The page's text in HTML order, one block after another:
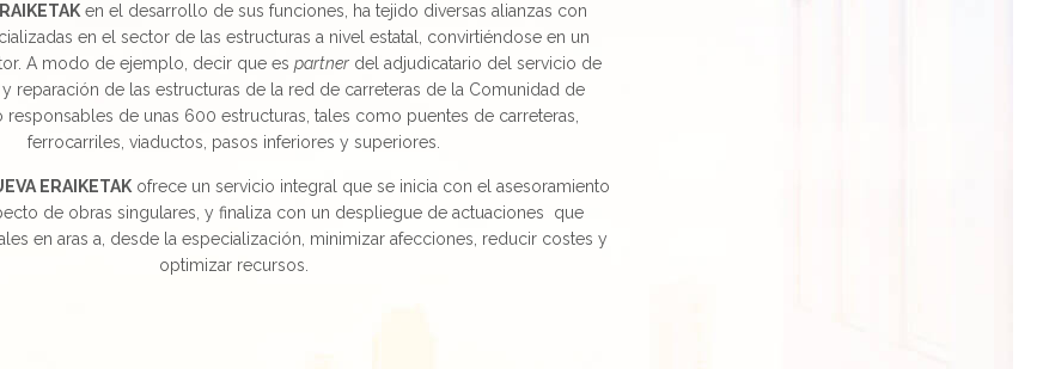
en el desarrollo de sus funciones, ha tejido diversas alianzas con
en el sector de las estructuras a nivel estatal, convirtiéndose en un
A modo de ejemplo, decir que es partnerdel adjudicatario del servicio de
reparación de las estructuras de la red de carreteras de la Comunidad de
responsables de unas 600 estructuras, tales como puentes de carreteras,
ferrocarriles, viaductos, pasos inferiores y superiores.
ERAIKETAK ofrece un servicio integral que se inicia con el asesoramiento
de obras singulares, y finaliza con un despliegue de actuaciones
que
en aras a, desde la especialización, minimizar afecciones, reducir costes y
optimizar recursos.